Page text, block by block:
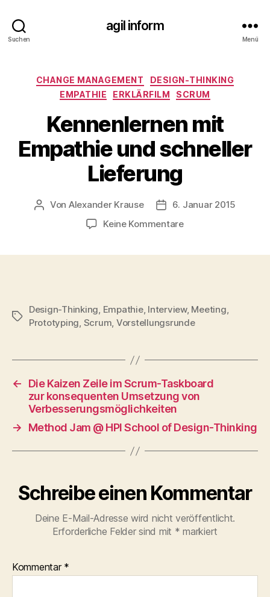
Suchen
agil inform
Menü
Kategorien
CHANGE MANAGEMENT
DESIGN-THINKING
EMPATHIE
ERKLÄRFILM SCRUM
Kennenlernen mit
Empathie und schneller
Lieferung
Beitragsautor
Von Alexander Krause Beitragsdatum
6. Januar 2015
Keine Kommentarezu
Schlagwörter
Design-Thinking, Empathie, Interview, Meeting,
Prototyping, Scrum, Vorstellungsrunde
←
Die Kaizen Zeile im Scrum-Taskboard
zur konsequenten Umsetzung von
Verbesserungsmöglichkeiten
→
Method Jam @ HPI School of Design-Thinking
Schreibe einen Kommentar
Deine E-Mail-Adresse wird nicht veröffentlicht.
Erforderliche Felder sind mit * markiert
Kommentar *